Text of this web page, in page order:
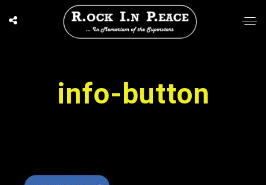
info-button